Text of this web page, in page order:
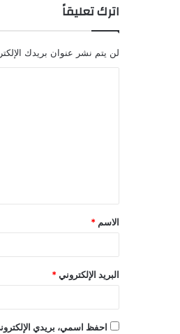
اترك تعليقاً
لن يتم نشر عنوان بريدك
الاسم *
البريد الإلكتروني *
احفظ اسمي، بريدي